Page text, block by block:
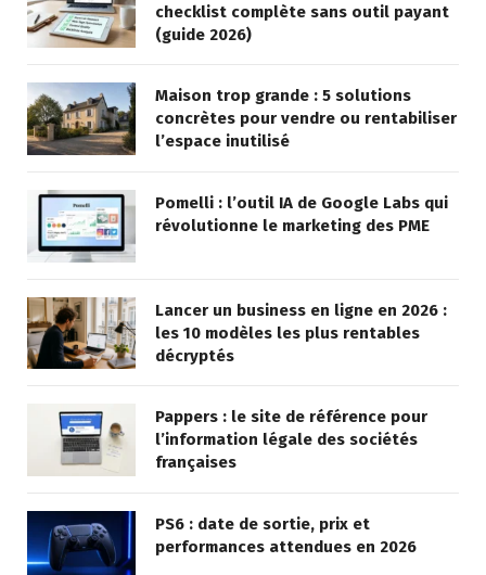
checklist complète sans outil payant
(guide 2026)
Maison trop grande : 5 solutions
concrètes pour vendre ou rentabiliser
l’espace inutilisé
Pomelli : l’outil IA de Google Labs qui
révolutionne le marketing des PME
Lancer un business en ligne en 2026 :
les 10 modèles les plus rentables
décryptés
Pappers : le site de référence pour
l’information légale des sociétés
françaises
PS6 : date de sortie, prix et
performances attendues en 2026